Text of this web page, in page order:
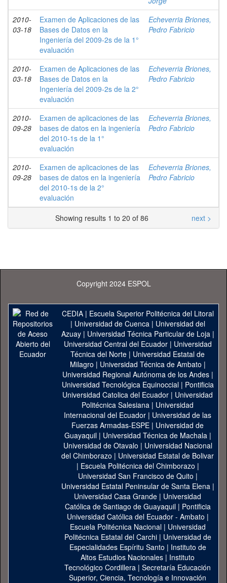
2010-
03-18
Examen de Aplicaciones de las
Bases de Datos en la
Ingeniería del 2009-2s de la 1°
evaluación
Echeverria Briones,
Pedro Fabricio
2010-
03-18
Examen de Aplicaciones de las
Bases de Datos en la
Ingeniería del 2009-2s de la 2°
evaluación
Echeverria Briones,
Pedro Fabricio
2010-
09-28
Examen de aplicaciones de las
bases de datos en la ingeniería
del 2010-1s de la 1°
evaluación
Echeverria Briones,
Pedro Fabricio
2010-
09-28
Examen de aplicaciones de las
bases de datos en la ingeniería
del 2010-1s de la 2°
evaluación
Echeverria Briones,
Pedro Fabricio
Showing results 1 to 20 of 86 next >
Copyright 2024 ESPOL
CEDIA| Escuela Superior Politécnica del Litoral
| Universidad de Cuenca| Universidad del
Azuay| Universidad Técnica Particular de Loja|
Universidad Central del Ecuador| Universidad
Técnica del Norte | Universidad Estatal de
Milagro | Universidad Técnica de Ambato |
Universidad Regional Autónoma de los Andes|
Universidad Tecnológica Equinoccial| Pontificia
Universidad Catolica del Ecuador | Universidad
Politécnica Salesiana | Universidad
Internacional del Ecuador | Universidad de las
Fuerzas Armadas-ESPE | Universidad de
Guayaquil| Universidad Técnica de Machala|
Universidad de Otavalo | Universidad Nacional
del Chimborazo | Universidad Estatal de Bolivar
| Escuela Politécnica del Chimborazo |
Universidad San Francisco de Quito |
Universidad Estatal Peninsular de Santa Elena|
Universidad Casa Grande | Universidad
Católica de Santiago de Guayaquil| Pontificia
Universidad Católica del Ecuador - Ambato |
Escuela Politécnica Nacional| Universidad
Politécnica Estatal del Carchi| Universidad de
Especialidades Espíritu Santo | Instituto de
Altos Estudios Nacionales | Instituto
Tecnológico Cordillera | Secretaría Educación
Superior, Ciencia, Tecnología e Innovación